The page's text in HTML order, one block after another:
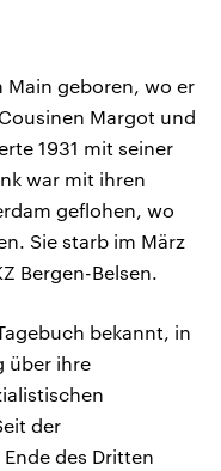
Main geboren, wo er
Margot und
1931 mit seiner
war mit ihren
geflohen, wo
Sie starb im März
Bergen-Belsen.
bekannt, in
über ihre
der
des Dritten